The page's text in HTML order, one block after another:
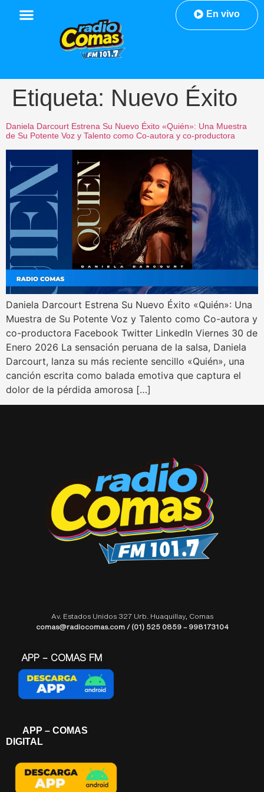
En vivo
Etiqueta: Nuevo Éxito
Daniela Darcourt Estrena Su Nuevo Éxito «Quién»: Una Muestra
de Su Potente Voz y Talento como Co-autora y co-productora
Daniela Darcourt Estrena Su Nuevo Éxito «Quién»: Una
Muestra de Su Potente Voz y Talento como Co-autora y
co-productora Facebook Twitter LinkedIn Viernes 30 de
Enero 2026 La sensación peruana de la salsa, Daniela
Darcourt, lanza su más reciente sencillo «Quién», una
canción escrita como balada emotiva que captura el
dolor de la pérdida amorosa […]
Av. Estados Unidos 327 Urb. Huaquillay, Comas
comas@radiocomas.com / (01) 525 0859 – 998173104
APP – COMAS FM
APP – COMAS
DIGITAL